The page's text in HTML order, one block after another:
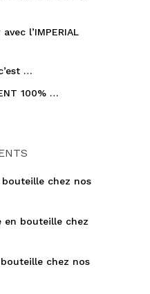
l’IMPERIAL
…
100% …
bouteille chez nos
en bouteille chez
chez nos